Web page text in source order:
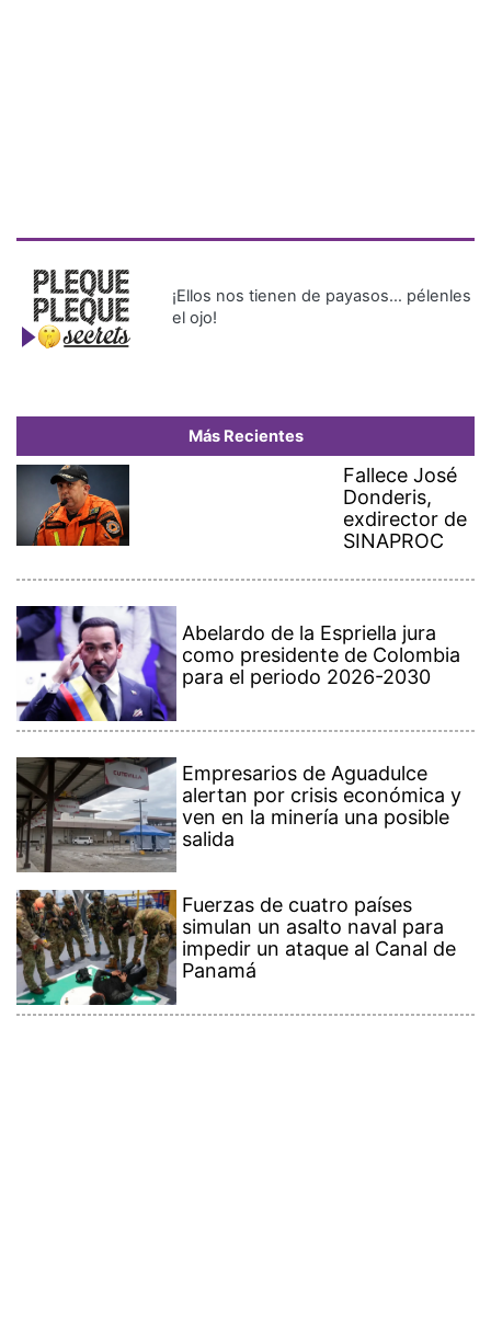
¡Ellos nos tienen de payasos… pélenles
el ojo!
Más Recientes
Fallece José
Donderis,
exdirector de
SINAPROC
Abelardo de la Espriella jura
como presidente de Colombia
para el periodo 2026-2030
Empresarios de Aguadulce
alertan por crisis económica y
ven en la minería una posible
salida
Fuerzas de cuatro países
simulan un asalto naval para
impedir un ataque al Canal de
Panamá